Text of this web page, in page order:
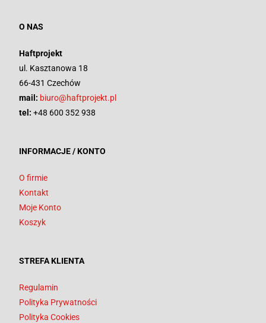
O NAS
Haftprojekt
ul. Kasztanowa 18
66-431 Czechów
mail: biuro@haftprojekt.pl
tel: +48 600 352 938
INFORMACJE / KONTO
O firmie
Kontakt
Moje Konto
Koszyk
STREFA KLIENTA
Regulamin
Polityka Prywatności
Polityka Cookies